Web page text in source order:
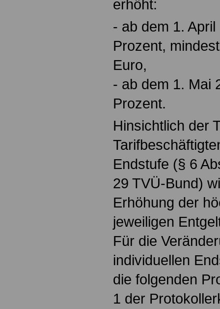
erhöht:
- ab dem 1.
Prozent,
Euro,
- ab dem 1. Mai
Prozent.
Hinsichtlich der
Endstufe (§ 6
29 TVÜ-Bund)
Erhöhung der
jeweiligen
Für die
individuellen
die folgenden
1 der